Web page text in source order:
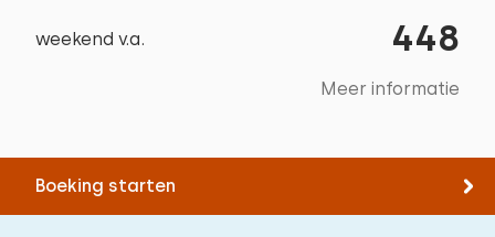
weekend v.a. 448
Meer informatie
Boeking starten